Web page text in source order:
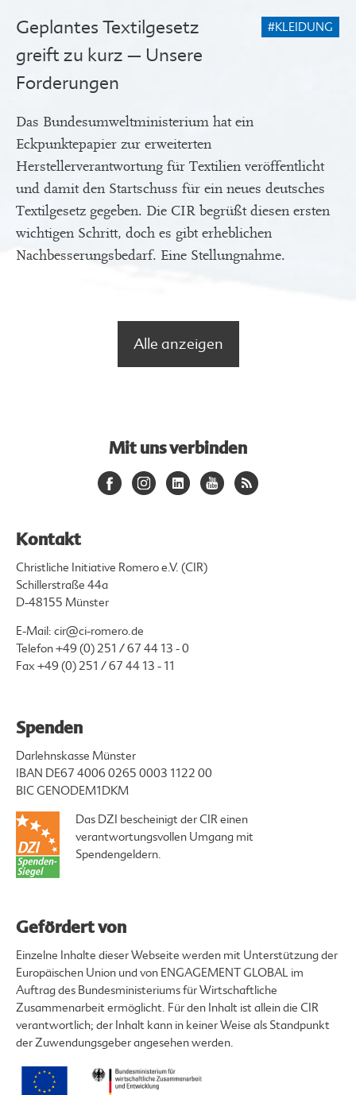
#KLEIDUNG
Geplantes Textilgesetz
greift zu kurz – Unsere
Forderungen
Das Bundesumweltministerium hat ein
Eckpunktepapier zur erweiterten
Herstellerverantwortung für Textilien veröffentlicht
und damit den Startschuss für ein neues deutsches
Textilgesetz gegeben. Die CIR begrüßt diesen ersten
wichtigen Schritt, doch es gibt erheblichen
Nachbesserungsbedarf. Eine Stellungnahme.
Alle anzeigen
Mit uns verbinden
Kontakt
Christliche Initiative Romero e.V. (CIR)
Schillerstraße 44a
D-48155 Münster
E-Mail: cir@ci-romero.de
Telefon+49 (0) 251 / 67 44 13 - 0
Fax +49 (0) 251 / 67 44 13 - 11
Spenden
Darlehnskasse Münster
IBAN DE67 4006 0265 0003 1122 00
BIC GENODEM1DKM
Das DZI bescheinigt der CIR einen
verantwortungsvollen Umgang mit
Spendengeldern.
Gefördert von
Einzelne Inhalte dieser Webseite werden mit Unterstützung der
Europäischen Union und von ENGAGEMENT GLOBAL im
Auftrag des Bundesministeriums für Wirtschaftliche
Zusammenarbeit ermöglicht. Für den Inhalt ist allein die CIR
verantwortlich; der Inhalt kann in keiner Weise als Standpunkt
der Zuwendungsgeber angesehen werden.